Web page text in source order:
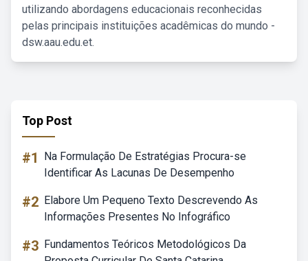
utilizando abordagens educacionais reconhecidas
pelas principais instituições acadêmicas do mundo -
dsw.aau.edu.et.
Top Post
#1
Na Formulação De Estratégias Procura-se
Identificar As Lacunas De Desempenho
#2 Elabore Um Pequeno Texto Descrevendo As
Informações Presentes No Infográfico
#3 Fundamentos Teóricos Metodológicos Da